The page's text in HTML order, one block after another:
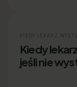
KIEDY LEKARZ
Kiedy
jeśli nie